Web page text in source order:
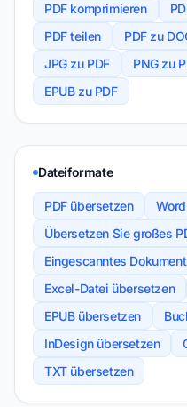
PDF komprimieren
PDF teilen
PDF zu
JPG zu PDF
PNG zu
EPUB zu PDF
Dateiformate
PDF übersetzen
Übersetzen Sie großes
Eingescanntes
Excel-Datei übersetzen
EPUB übersetzen
InDesign übersetzen
TXT übersetzen